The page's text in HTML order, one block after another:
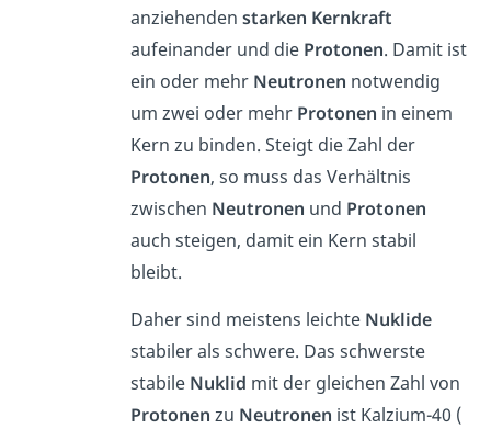
anziehendenstarken Kernkraft
aufeinander und die Protonen. Damit ist
ein oder mehr Neutronen notwendig
um zwei oder mehr Protonen in einem
Kern zu binden. Steigt die Zahl der
Protonen, so muss das Verhältnis
zwischen Neutronen und Protonen
auch steigen, damit ein Kern stabil
bleibt.
Daher sind meistens leichte Nuklide
stabiler als schwere. Das schwerste
stabile Nuklid mit der gleichen Zahl von
Protonen zu Neutronen ist Kalzium-40 (